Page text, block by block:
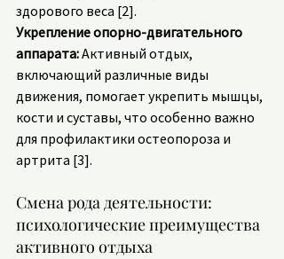
здорового веса [2].
Укрепление опорно-двигательного
аппарата: Активный отдых,
включающий различные виды
движения, помогает укрепить мышцы,
кости и суставы, что особенно важно
для профилактики остеопороза и
артрита [3].
Смена рода деятельности:
психологические преимущества
активного отдыха